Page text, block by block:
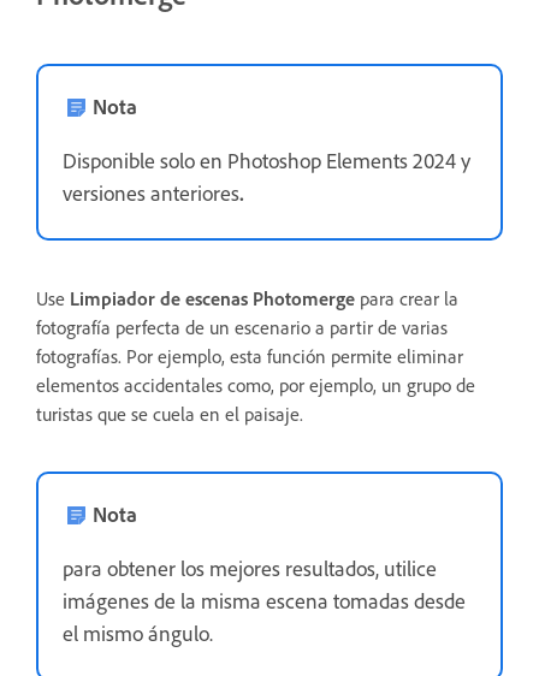
Nota
Disponible solo en Photoshop Elements 2024 y
versiones anteriores.
Use Limpiador de escenas Photomerge para crear la
fotografía perfecta de un escenario a partir de varias
fotografías. Por ejemplo, esta función permite eliminar
elementos accidentales como, por ejemplo, un grupo de
turistas que se cuela en el paisaje.
Nota
para obtener los mejores resultados, utilice
imágenes de la misma escena tomadas desde
el mismo ángulo.